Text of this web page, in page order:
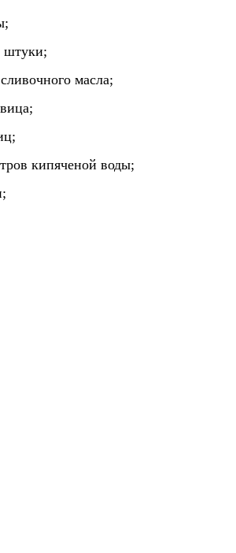
масла;
кипяченой воды;